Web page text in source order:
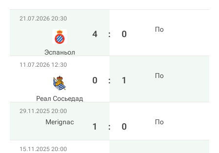
21.07.2026 20:30
Эспаньол
4 : 0 По
11.07.2026 12:30
Реал Сосьедад
0 : 1 По
29.11.2025 20:00
Merignac 1 : 0 По
15.11.2025 20:00